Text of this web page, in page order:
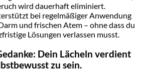
wird dauerhaft eliminiert.
bei regelmäßiger Anwendung
und frischen Atem – ohne dass du
Lösungen verlassen musst.
Dein Lächeln verdient
zu sein.